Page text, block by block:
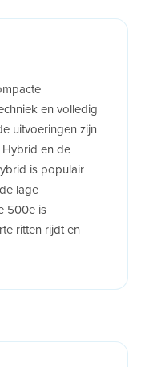
en volledig
uitvoeringen zijn
Hybrid en de
is populair
lage
500e is
ritten rijdt en